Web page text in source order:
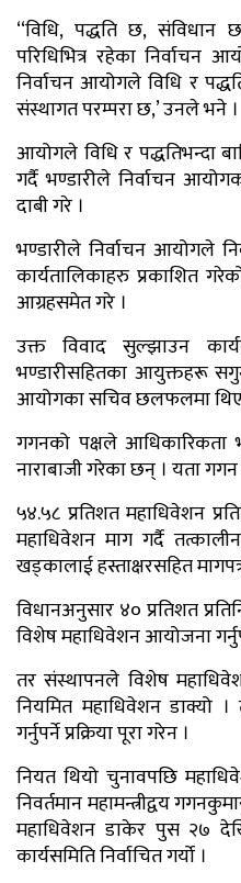
‘‘विधि, पद्धति छ,
परिधिभित्र रहेका निर्वाचन
निर्वाचन आयोगले विधि र
संस्थागत परम्परा छ,’ उनले भने ।
आयोगले विधि र पद्धतिभन्दा
गर्दै भण्डारीले निर्वाचन
दाबी गरे ।
भण्डारीले निर्वाचन आयोगले
कार्यतालिकाहरु प्रकाशित
आग्रहसमेत गरे ।
उक्त विवाद सुल्झाउन
भण्डारीसहितका आयुक्तहरू
आयोगका सचिव छलफलमा
गगनको पक्षले आधिकारिकता
नाराबाजी गरेका छन् । यता
५४.५८ प्रतिशत महाधिवेशन
महाधिवेशन माग गर्दै
खड्कालाई हस्ताक्षरसहित
विधानअनुसार ४० प्रतिशत
विशेष महाधिवेशन आयोजना
तर संस्थापनले विशेष
नियमित महाधिवेशन डाक्यो
गर्नुपर्ने प्रक्रिया पूरा गरेन ।
नियत थियो चुनावपछि
निवर्तमान महामन्त्रीद्वय
महाधिवेशन डाकेर पुस २७
कार्यसमिति निर्वाचित गर्यो ।